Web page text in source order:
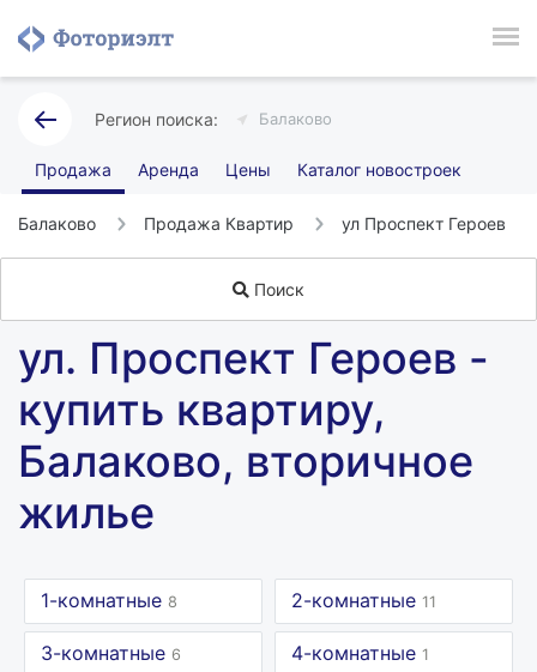
Балаково
Продажа Аренда Цены Каталог новостроек
Балаково Продажа Квартир ул Проспект Героев
Поиск
ул. Проспект Героев -
купить квартиру,
Балаково, вторичное
жилье
1-комнатные 8 2-комнатные 11
3-комнатные 6 4-комнатные 1